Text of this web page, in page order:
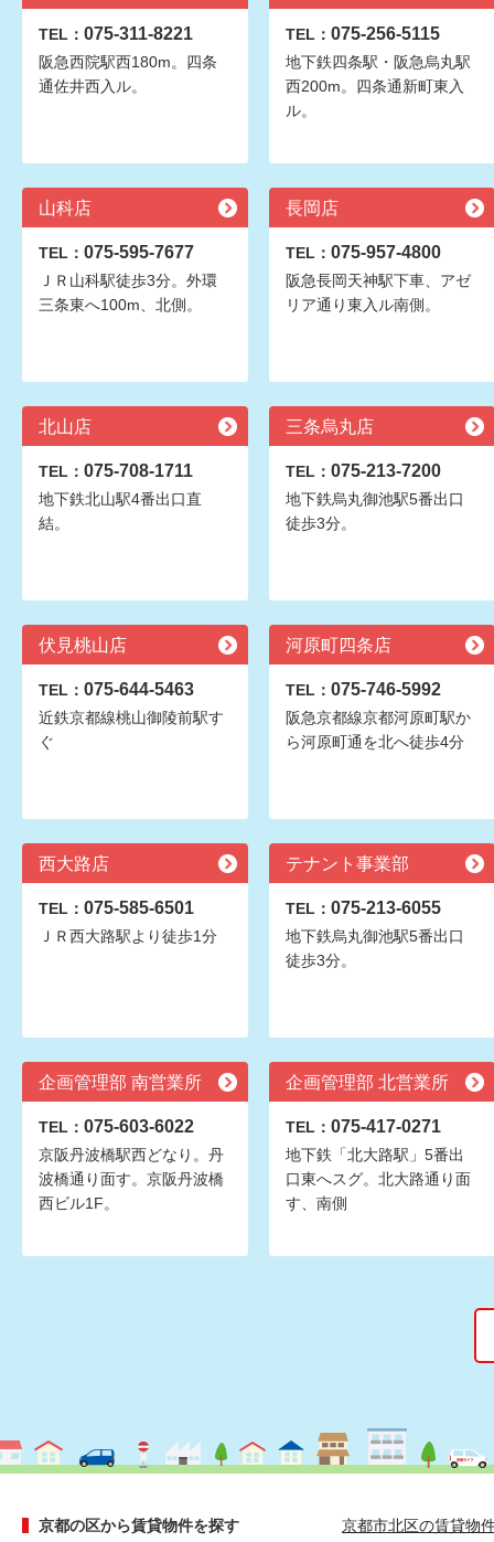
TEL： 075-311-8221
阪急西院駅西180m。四条
通佐井西入ル。
TEL： 075-256-5115
地下鉄四条駅・阪急烏丸駅
西200m。四条通新町東入
ル。
山科店
TEL： 075-595-7677
ＪＲ山科駅徒歩3分。外環
三条東へ100m、北側。
長岡店
TEL： 075-957-4800
阪急長岡天神駅下車、アゼ
リア通り東入ル南側。
北山店
TEL： 075-708-1711
地下鉄北山駅4番出口直
結。
三条烏丸店
TEL： 075-213-7200
地下鉄烏丸御池駅5番出口
徒歩3分。
伏見桃山店
TEL： 075-644-5463
近鉄京都線桃山御陵前駅す
ぐ
河原町四条店
TEL： 075-746-5992
阪急京都線京都河原町駅か
ら河原町通を北へ徒歩4分
西大路店
TEL： 075-585-6501
ＪＲ西大路駅より徒歩1分
テナント事業部
TEL： 075-213-6055
地下鉄烏丸御池駅5番出口
徒歩3分。
企画管理部 南営業所
TEL： 075-603-6022
京阪丹波橋駅西どなり。丹
波橋通り面す。京阪丹波橋
西ビル1F。
企画管理部 北営業所
TEL： 075-417-0271
地下鉄「北大路駅」5番出
口東へスグ。北大路通り面
す、南側
京都の区から賃貸物件を探す 京都市北区の賃貸物